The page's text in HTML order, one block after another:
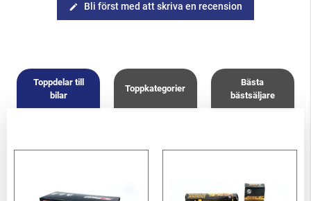
edit Bli först med att skriva en recension
Toppdelar till
bilar
Toppkategorier
Bästa
bästsäljare